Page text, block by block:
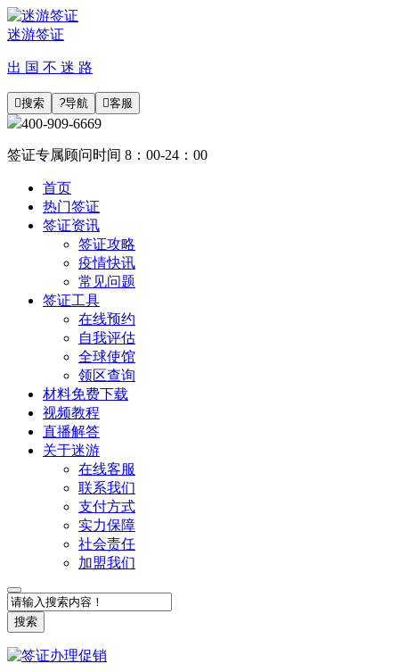
迷游签证
出 国 不 迷 路
搜索 ?导航 客服
400-909-6669
签证专属顾问时间 8：00-24：00
首页
热门签证
签证资讯
签证攻略
疫情快讯
常见问题
签证工具
在线预约
自我评估
全球使馆
领区查询
材料免费下载
视频教程
直播解答
关于迷游
在线客服
联系我们
支付方式
实力保障
社会责任
加盟我们
搜索